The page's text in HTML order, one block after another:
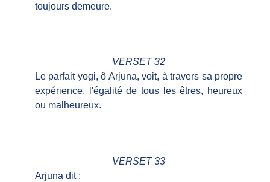
toujours demeure.
VERSET 32
Le parfait yogi, ô Arjuna, voit, à travers sa propre
expérience, l'égalité de tous les êtres, heureux
ou malheureux.
VERSET 33
Arjuna dit :